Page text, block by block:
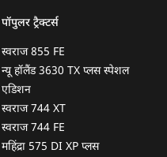
पॉपुलर ट्रैक्टर्स
स्वराज 855 FE
न्यू हॉलैंड 3630 TX प्लस स्पेशल
एडिशन
स्वराज 744 XT
स्वराज 744 FE
महिंद्रा 575 DI XP प्लस